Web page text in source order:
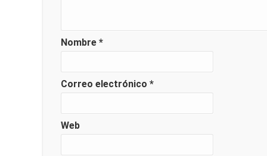
Nombre *
Correo electrónico *
Web